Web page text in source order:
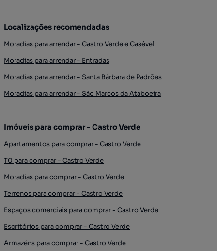
Localizações recomendadas
Moradias para arrendar - Castro Verde e Casével
Moradias para arrendar - Entradas
Moradias para arrendar - Santa Bárbara de Padrões
Moradias para arrendar - São Marcos da Ataboeira
Imóveis para comprar - Castro Verde
Apartamentos para comprar - Castro Verde
T0 para comprar - Castro Verde
Moradias para comprar - Castro Verde
Terrenos para comprar - Castro Verde
Espaços comerciais para comprar - Castro Verde
Escritórios para comprar - Castro Verde
Armazéns para comprar - Castro Verde